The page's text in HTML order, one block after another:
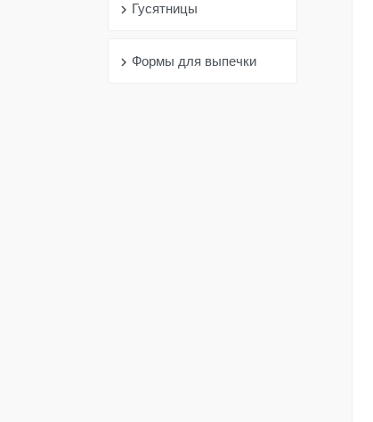
chevron_right Гусятницы
chevron_right Формы для выпечки